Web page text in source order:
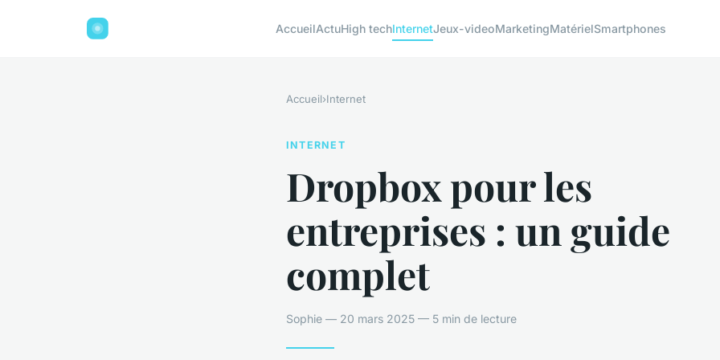
AccueilActuHigh techInternetJeux-videoMarketingMatérielSmartphones
Accueil›Internet
INTERNET
Dropbox pour les
entreprises : un guide
complet
Sophie — 20 mars 2025 — 5 min de lecture